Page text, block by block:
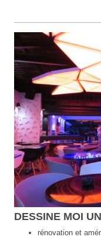
DESSINE MOI
rénovation et